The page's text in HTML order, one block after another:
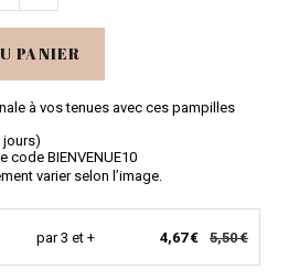
PANIER
à vos tenues avec ces pampilles
jours)
code BIENVENUE10
varier selon l’image.
par 3 et + 4,67 € 5,50 €